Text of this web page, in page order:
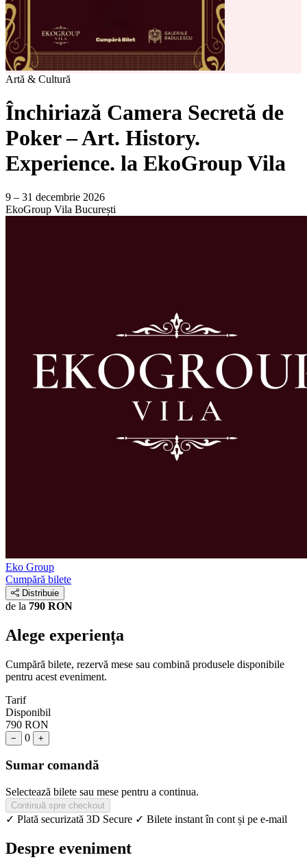
Artă & Cultură
Închiriază Camera Secretă de
Poker – Art. History.
Experience. la EkoGroup Vila
9 – 31 decembrie 2026
EkoGroup Vila București
Eko Group
Cumpără bilete
Distribuie
de la 790 RON
Alege experiența
Cumpără bilete, rezervă mese sau combină produsele disponibile
pentru acest eveniment.
Tarif
Disponibil
790 RON
− 0 +
Sumar comandă
Selectează bilete sau mese pentru a continua.
Continuă spre checkout
✓ Plată securizată 3D Secure ✓ Bilete instant în cont și pe e-mail
Despre eveniment